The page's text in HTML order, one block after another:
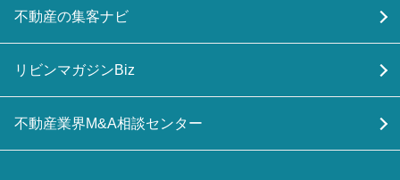
不動産の集客ナビ
リビンマガジンBiz
不動産業界M&A相談センター